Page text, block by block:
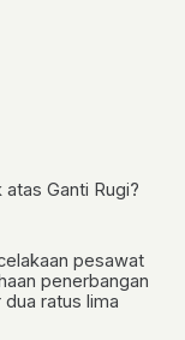
Ganti Rugi?
pesawat
penerbangan
ratus lima